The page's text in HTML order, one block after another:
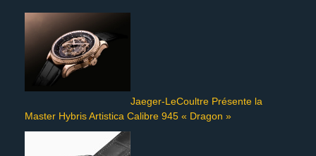
Jaeger-LeCoultre Présente la
Master Hybris Artistica Calibre 945 « Dragon »